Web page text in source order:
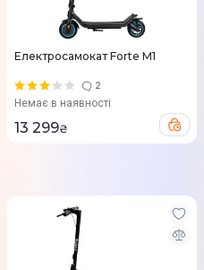
Електросамокат Forte M1
2
Немає в наявності
13 299₴